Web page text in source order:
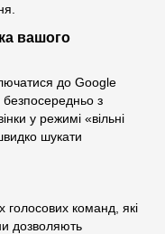
вашого
до Google
з
у режимі «вільні
шукати
голосових команд, які
дозволяють